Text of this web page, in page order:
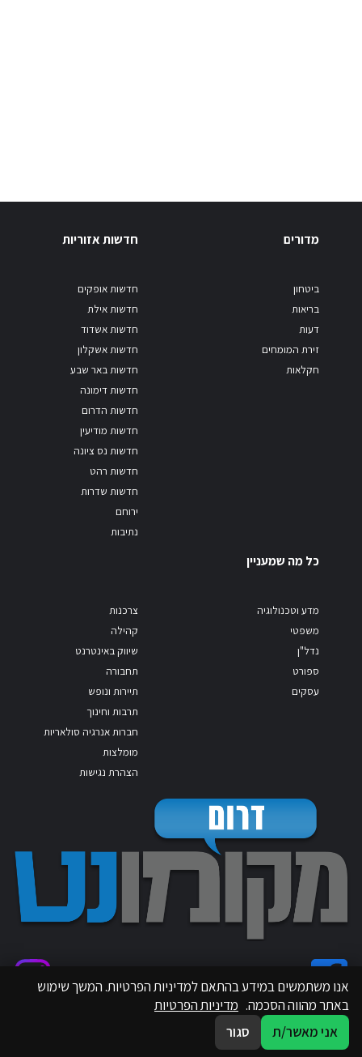
מדורים
ביטחון
בריאות
דעות
זירת המומחים
חקלאות
חדשות אזוריות
חדשות אופקים
חדשות אילת
חדשות אשדוד
חדשות אשקלון
חדשות באר שבע
חדשות דימונה
חדשות הדרום
חדשות מודיעין
חדשות נס ציונה
חדשות רהט
חדשות שדרות
ירוחם
נתיבות
כל מה שמעניין
מדע וטכנולוגיה
משפטי
נדל"ן
ספורט
עסקים
צרכנות
קהילה
שיווק באינטרנט
תחבורה
תיירות ונופש
תרבות וחינוך
חברות אנרגיה סולאריות
מומלצות
הצהרת נגישות
אנו משתמשים במידע בהתאם למדיניות הפרטיות. המשך שימוש
באתר מהווה הסכמה. מדיניות הפרטיות
אני מאשר/ת
סגור